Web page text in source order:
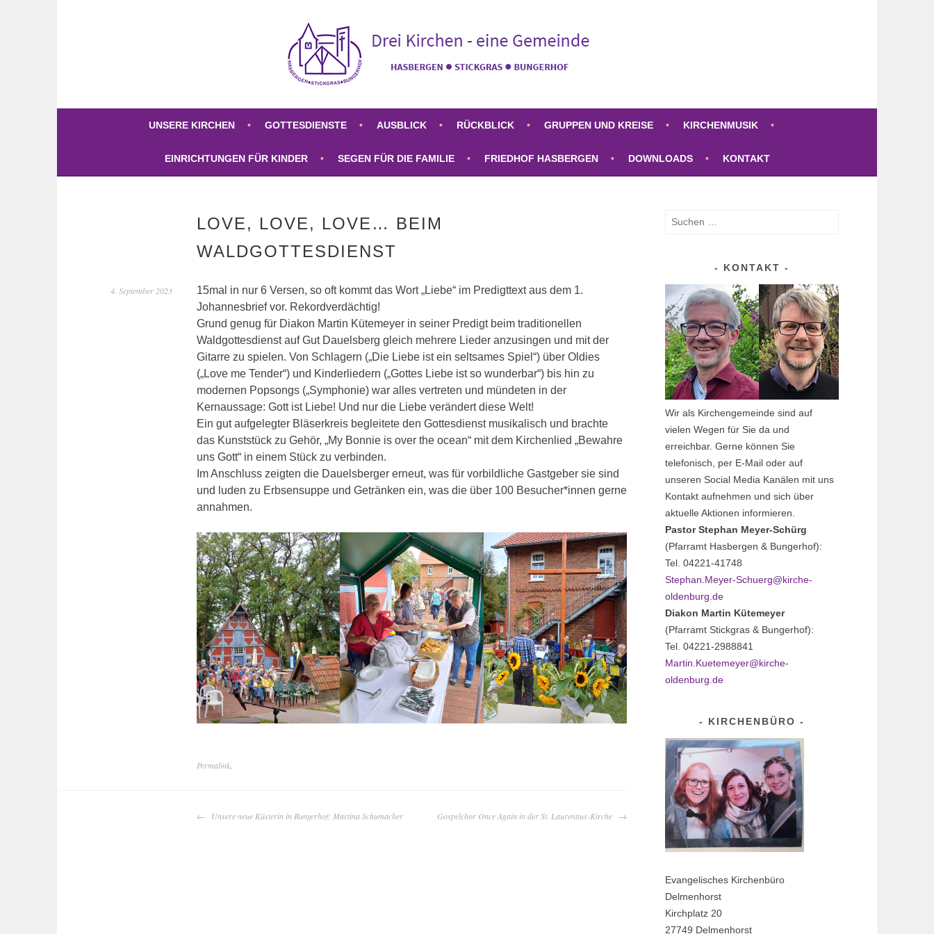
KIRCHE HASBERGEN
UNSERE KIRCHEN GOTTESDIENSTE AUSBLICK RÜCKBLICK GRUPPEN UND KREISE KIRCHENMUSIK
EINRICHTUNGEN FÜR KINDER SEGEN FÜR DIE FAMILIE FRIEDHOF HASBERGEN DOWNLOADS KONTAKT
LOVE, LOVE, LOVE… BEIM
WALDGOTTESDIENST
4. September 2023
15mal in nur 6 Versen, so oft kommt das Wort „Liebe“ im Predigttext aus dem 1.
Johannesbrief vor. Rekordverdächtig!
Grund genug für Diakon Martin Kütemeyer in seiner Predigt beim traditionellen
Waldgottesdienst auf Gut Dauelsberg gleich mehrere Lieder anzusingen und mit der
Gitarre zu spielen. Von Schlagern („Die Liebe ist ein seltsames Spiel“) über Oldies
(„Love me Tender“) und Kinderliedern („Gottes Liebe ist so wunderbar“) bis hin zu
modernen Popsongs („Symphonie) war alles vertreten und mündeten in der
Kernaussage: Gott ist Liebe! Und nur die Liebe verändert diese Welt!
Ein gut aufgelegter Bläserkreis begleitete den Gottesdienst musikalisch und brachte
das Kunststück zu Gehör, „My Bonnie is over the ocean“ mit dem Kirchenlied „Bewahre
uns Gott“ in einem Stück zu verbinden.
Im Anschluss zeigten die Dauelsberger erneut, was für vorbildliche Gastgeber sie sind
und luden zu Erbsensuppe und Getränken ein, was die über 100 Besucher*innen gerne
annahmen.
Permalink.
BEITRAGS-
Unsere neue Küsterin in Bungerhof: Martina Schumacher Gospelchor Once Again in der St. Laurentius-Kirche
Suchen
KONTAKT
Wir als Kirchengemeinde sind auf
vielen Wegen für Sie da und
erreichbar. Gerne können Sie
telefonisch, per E-Mail oder auf
unseren Social Media Kanälen mit uns
Kontakt aufnehmen und sich über
aktuelle Aktionen informieren.
Pastor Stephan Meyer-Schürg
(Pfarramt Hasbergen & Bungerhof):
Tel. 04221-41748
Stephan.Meyer-Schuerg@kirche-
oldenburg.de
Diakon Martin Kütemeyer
(Pfarramt Stickgras & Bungerhof):
Tel. 04221-2988841
Martin.Kuetemeyer@kirche-
oldenburg.de
KIRCHENBÜRO
Evangelisches Kirchenbüro
Delmenhorst
Kirchplatz 20
27749 Delmenhorst